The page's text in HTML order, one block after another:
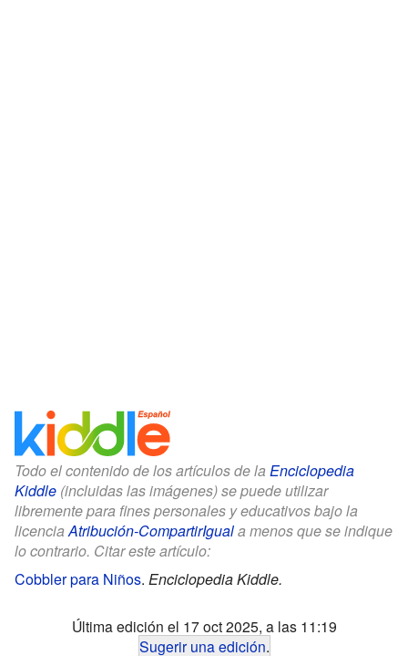
Todo el contenido de los artículos de la Enciclopedia
Kiddle (incluidas las imágenes) se puede utilizar
libremente para fines personales y educativos bajo la
licenciaAtribución-CompartirIguala menos que se indique
lo contrario. Citar este artículo:
Cobbler para Niños. Enciclopedia Kiddle.
Última edición el 17 oct 2025, a las 11:19
Sugerir una edición.